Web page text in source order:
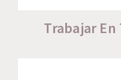
Trabajar